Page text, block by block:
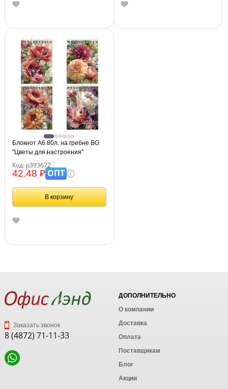
Блокнот А6 80л. на гребне BG
"Цветы для настроения"
Код: р393672
42.48 ₽ОПТ
В корзину
Заказать звонок
8 (4872) 71-11-33
ДОПОЛНИТЕЛЬНО
О компании
Доставка
Оплата
Поставщикам
Блог
Акции